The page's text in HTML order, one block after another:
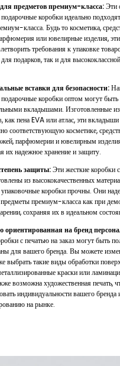
предметов премиум-класса:Эти
коробки идеально
класса. Будь то косметика,
или ювелирные изделия,
требования к упаковке
для подарков, так и для
вставки для безопасности:
коробки оптом могут
вкладышами. Изготовленные
как пена EVA или атлас, эти
соответствующую косметике,
парфюмерии и ювелирным
их надежное хранение и защиту.
защиты:Эти жесткие коробки
из высококачественных
коробки прочны. Они
премиум-класса как при
сохраняя их в идеальном
ориентированная на бренд
с печатью на заказ могут быть
для вашего бренда. Вы можете
выбрать такие виды обработки
краски или
возможна художественная печать,
индивидуальности вашего бренда
на рынке.